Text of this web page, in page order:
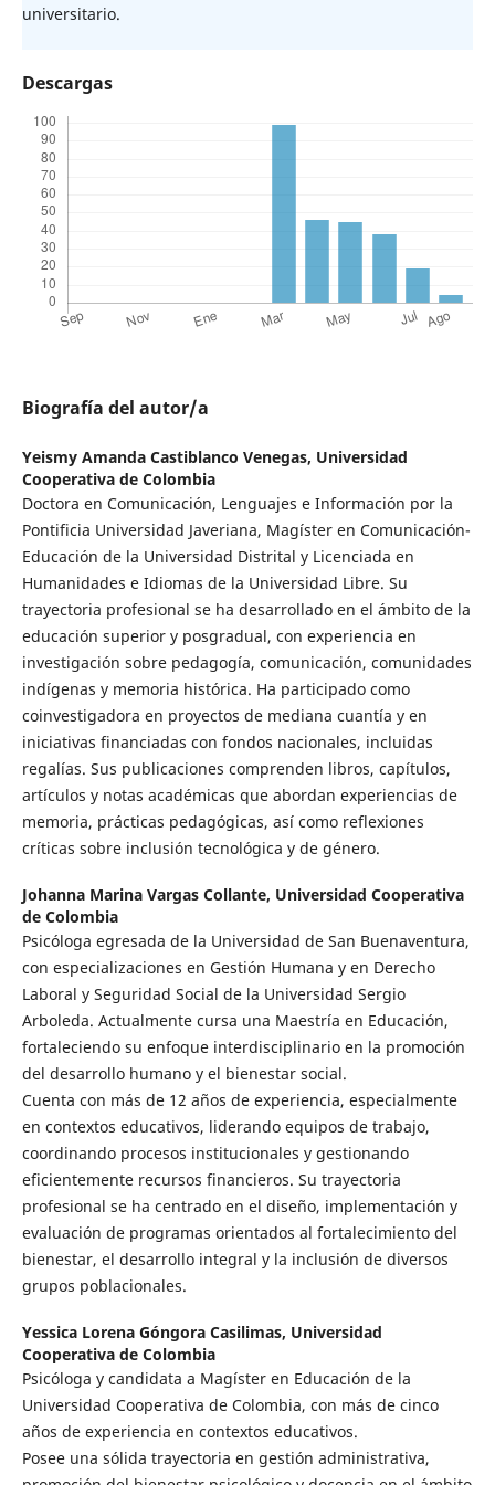
universitario.
Descargas
Biografía del autor/a
Yeismy Amanda Castiblanco Venegas, Universidad
Cooperativa de Colombia
Doctora en Comunicación, Lenguajes e Información por la
Pontificia Universidad Javeriana, Magíster en Comunicación-
Educación de la Universidad Distrital y Licenciada en
Humanidades e Idiomas de la Universidad Libre. Su
trayectoria profesional se ha desarrollado en el ámbito de la
educación superior y posgradual, con experiencia en
investigación sobre pedagogía, comunicación, comunidades
indígenas y memoria histórica. Ha participado como
coinvestigadora en proyectos de mediana cuantía y en
iniciativas financiadas con fondos nacionales, incluidas
regalías. Sus publicaciones comprenden libros, capítulos,
artículos y notas académicas que abordan experiencias de
memoria, prácticas pedagógicas, así como reflexiones
críticas sobre inclusión tecnológica y de género.
Johanna Marina Vargas Collante, Universidad Cooperativa
de Colombia
Psicóloga egresada de la Universidad de San Buenaventura,
con especializaciones en Gestión Humana y en Derecho
Laboral y Seguridad Social de la Universidad Sergio
Arboleda. Actualmente cursa una Maestría en Educación,
fortaleciendo su enfoque interdisciplinario en la promoción
del desarrollo humano y el bienestar social.
Cuenta con más de 12 años de experiencia, especialmente
en contextos educativos, liderando equipos de trabajo,
coordinando procesos institucionales y gestionando
eficientemente recursos financieros. Su trayectoria
profesional se ha centrado en el diseño, implementación y
evaluación de programas orientados al fortalecimiento del
bienestar, el desarrollo integral y la inclusión de diversos
grupos poblacionales.
Yessica Lorena Góngora Casilimas, Universidad
Cooperativa de Colombia
Psicóloga y candidata a Magíster en Educación de la
Universidad Cooperativa de Colombia, con más de cinco
años de experiencia en contextos educativos.
Posee una sólida trayectoria en gestión administrativa,